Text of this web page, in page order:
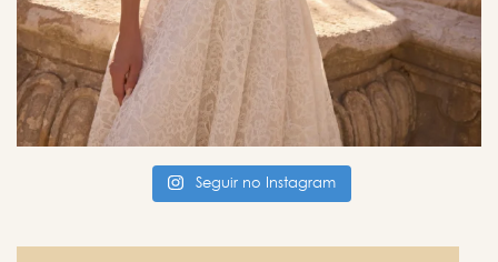
Seguir no Instagram